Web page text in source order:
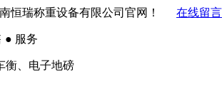
恒瑞称重设备有限公司官网！ 在线留言
● 服务
衡、电子地磅